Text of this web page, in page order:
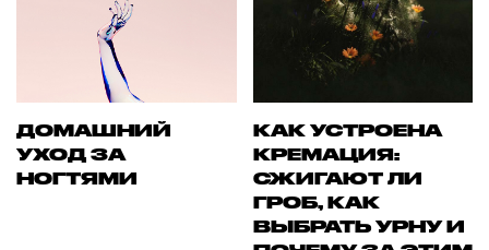
ДОМАШНИЙ
УХОД ЗА
НОГТЯМИ
КАК УСТРОЕНА
КРЕМАЦИЯ:
СЖИГАЮТ ЛИ
ГРОБ, КАК
ВЫБРАТЬ УРНУ И